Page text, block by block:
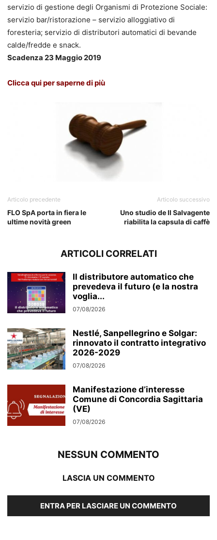
servizio di gestione degli Organismi di Protezione Sociale:
servizio bar/ristorazione – servizio alloggiativo di
foresteria; servizio di distributori automatici di bevande
calde/fredde e snack.
Scadenza 23 Maggio 2019
Clicca qui per saperne di più
Articolo precedente
FLO SpA porta in fiera le
ultime novità green
Articolo successivo
Uno studio de Il Salvagente
riabilita la capsula di caffè
ARTICOLI CORRELATI
Il distributore automatico che
prevedeva il futuro (e la nostra
voglia...
07/08/2026
Nestlé, Sanpellegrino e Solgar:
rinnovato il contratto integrativo
2026-2029
07/08/2026
Manifestazione d’interesse
Comune di Concordia Sagittaria
(VE)
07/08/2026
NESSUN COMMENTO
LASCIA UN COMMENTO
ENTRA PER LASCIARE UN COMMENTO